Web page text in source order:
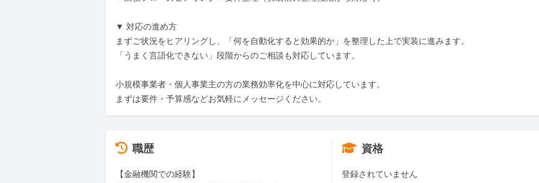
▼ 対応の進め方
まずご状況をヒアリングし、「何を自動化すると効果的か」を整理した上で実装に進みます。
「うまく言語化できない」段階からのご相談も対応しています。
小規模事業者・個人事業主の方の業務効率化を中心に対応しています。
まずは要件・予算感などお気軽にメッセージください。
職歴
【金融機関での経験】
資格
登録されていません